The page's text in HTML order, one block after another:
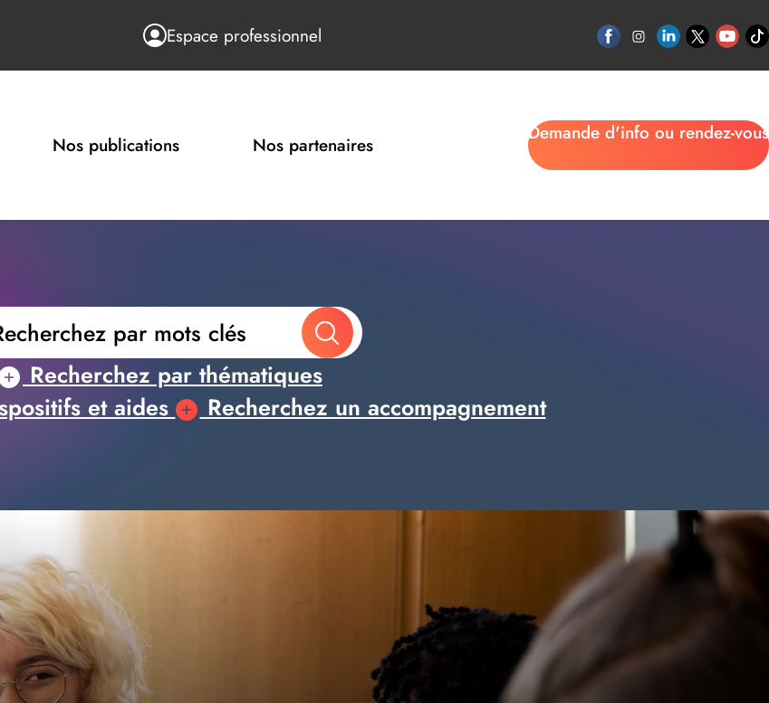
Espace professionnel
Nos publications Nos partenaires
Demande d'info ou rendez-vous
Recherchez par thématiques
et aides
Recherchez un accompagnement